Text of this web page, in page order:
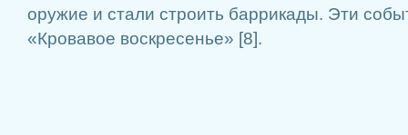
оружие и стали строить баррикады. Эти
«Кровавое воскресенье» [8].